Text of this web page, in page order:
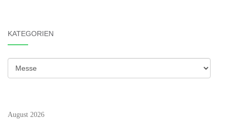
KATEGORIEN
Kategorien
August 2026